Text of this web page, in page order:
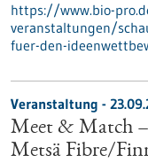
https://www.bio-
veranstaltungen/
fuer-den-
Veranstaltung -
Meet & Match
Metsä Fibre/